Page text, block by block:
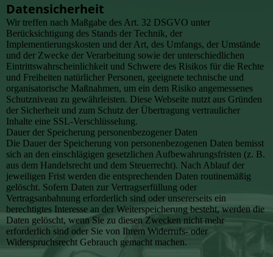
Datensicherheit
Wir treffen nach Maßgabe des Art. 32 DSGVO unter
Berücksichtigung des Stands der Technik, der
Implementierungskosten und der Art, des Umfangs, der Umstände
und der Zwecke der Verarbeitung sowie der unterschiedlichen
Eintrittswahrscheinlichkeit und Schwere des Risikos für die Rechte
und Freiheiten natürlicher Personen, geeignete technische und
organisatorische Maßnahmen, um ein dem Risiko angemessenes
Schutzniveau zu gewährleisten. Diese Webseite nutzt aus Gründen
der Sicherheit und zum Schutz der Übertragung vertraulicher
Inhalte eine SSL-Verschlüsselung.
Dauer der Speicherung personenbezogener Daten
Die Dauer der Speicherung von personenbezogenen Daten bemisst
sich an den einschlägigen gesetzlichen Aufbewahrungsfristen (z. B.
aus dem Handelsrecht und dem Steuerrecht). Nach Ablauf der
jeweiligen Frist werden die entsprechenden Daten routinemäßig
gelöscht. Sofern Daten zur Vertragserfüllung oder
Vertragsanbahnung erforderlich sind oder unsererseits ein
berechtigtes Interesse an der Weiterspeicherung besteht, werden die
Daten gelöscht, wenn Sie zu diesen Zwecken nicht mehr
erforderlich sind oder Sie von Ihrem Widerrufs- oder
Widerspruchsrecht Gebrauch gemacht machen.